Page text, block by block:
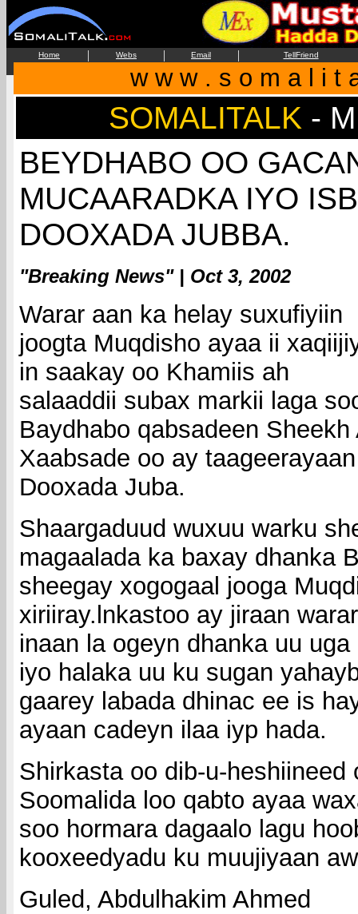
Home | Webs | Email | TellFriend
w w w . s o m a l i t
SOMALITALK -
BEYDHABO OO
MUCAARADKA IYO
DOOXADA JUBBA.
"Breaking News" | Oct 3, 2002
Warar aan ka helay suxufiyiin
joogta Muqdisho ayaa ii
in saakay oo Khamiis ah
salaaddii subax markii laga
Baydhabo qabsadeen
Xaabsade oo ay
Dooxada Juba.
Shaargaduud wuxuu warku
magaalada ka baxay dhanka
sheegay xogogaal jooga
xiriiray.lnkastoo ay jiraan
inaan la ogeyn dhanka uu
iyo halaka uu ku sugan
gaarey labada dhinac ee is
ayaan cadeyn ilaa iyp hada.
Shirkasta oo dib-u-heshiineed
Soomalida loo qabto ayaa
soo hormara dagaalo lagu
kooxeedyadu ku muujiyaan
Guled, Abdulhakim Ahmed